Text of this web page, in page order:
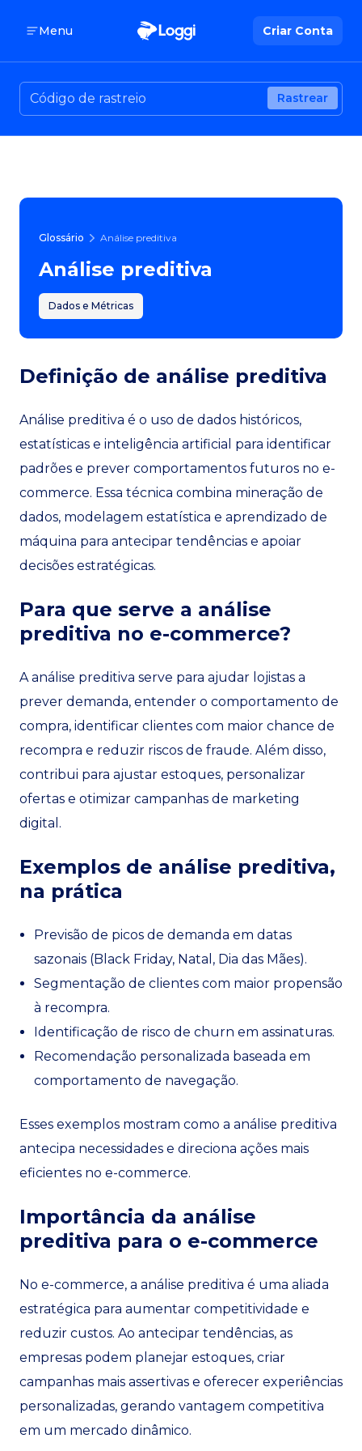
Menu Criar Conta
Rastrear
Glossário Análise preditiva
Análise preditiva
Dados e Métricas
Definição de análise preditiva
Análise preditiva é o uso de dados históricos,
estatísticas e inteligência artificial para identificar
padrões e prever comportamentos futuros no e-
commerce. Essa técnica combina mineração de
dados, modelagem estatística e aprendizado de
máquina para antecipar tendências e apoiar
decisões estratégicas.
Para que serve a análise
preditiva no e-commerce?
A análise preditiva serve para ajudar lojistas a
prever demanda, entender o comportamento de
compra, identificar clientes com maior chance de
recompra e reduzir riscos de fraude. Além disso,
contribui para ajustar estoques, personalizar
ofertas e otimizar campanhas de marketing
digital.
Exemplos de análise preditiva,
na prática
Previsão de picos de demanda em datas
sazonais (Black Friday, Natal, Dia das Mães).
Segmentação de clientes com maior propensão
à recompra.
Identificação de risco de churn em assinaturas.
Recomendação personalizada baseada em
comportamento de navegação.
Esses exemplos mostram como a análise preditiva
antecipa necessidades e direciona ações mais
eficientes no e-commerce.
Importância da análise
preditiva para o e-commerce
No e-commerce, a análise preditiva é uma aliada
estratégica para aumentar competitividade e
reduzir custos. Ao antecipar tendências, as
empresas podem planejar estoques, criar
campanhas mais assertivas e oferecer experiências
personalizadas, gerando vantagem competitiva
em um mercado dinâmico.